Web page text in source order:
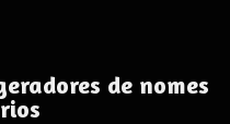
de nomes